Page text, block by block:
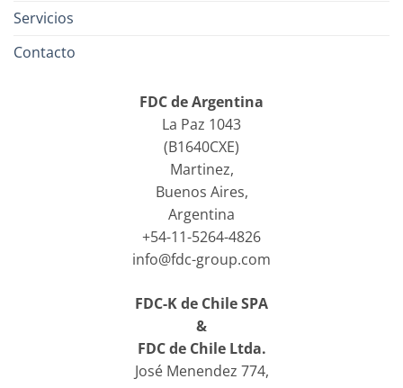
Servicios
Contacto
FDC de Argentina
La Paz 1043
(B1640CXE)
Martinez,
Buenos Aires,
Argentina
+54-11-5264-4826
info@fdc-group.com
FDC-K de Chile SPA
&
FDC de Chile Ltda.
José Menendez 774,